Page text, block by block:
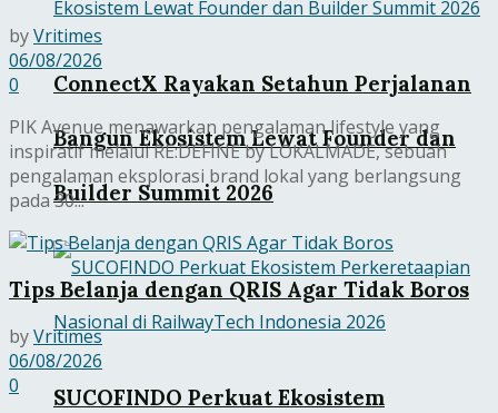
ConnectX Rayakan Setahun Perjalanan
Bangun Ekosistem Lewat Founder dan
Builder Summit 2026
SUCOFINDO Perkuat Ekosistem
byVritimes
06/08/2026
0
PIK Avenue menawarkan pengalaman lifestyle yang
inspiratif melalui RE:DEFINE by LOKALMADE, sebuah
pengalaman eksplorasi brand lokal yang berlangsung
pada 30...
Tips Belanja dengan QRIS Agar Tidak Boros
byVritimes
06/08/2026
0